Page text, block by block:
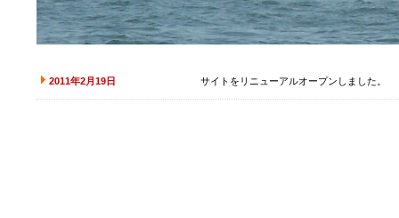
2011年2月19日 サイトをリニューアルオープンしました。